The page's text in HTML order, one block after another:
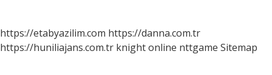
https://etabyazilim.com https://danna.com.tr
https://huniliajans.com.tr knight online nttgame Sitemap